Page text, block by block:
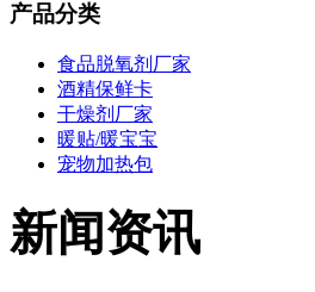
产品分类
食品脱氧剂厂家
酒精保鲜卡
干燥剂厂家
暖贴/暖宝宝
宠物加热包
新闻资讯